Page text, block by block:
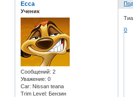
Ecca
Ученик
Сообщений: 2
Уважение: 0
Car: Nissan teana
Trim Level: Бензин
0